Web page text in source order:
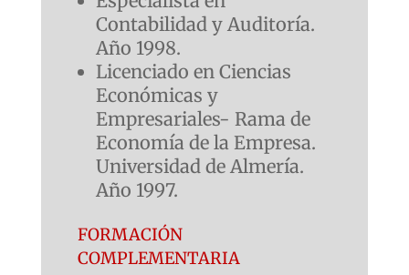
Contabilidad y Auditoría.
Año 1998.
Licenciado en Ciencias
Económicas y
Empresariales- Rama de
Economía de la Empresa.
Universidad de Almería.
Año 1997.
formación
complementaria